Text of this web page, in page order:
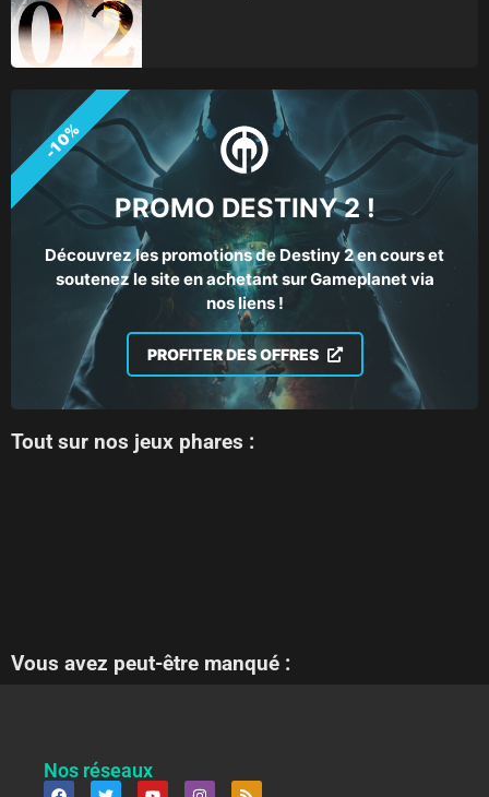
PROMO DESTINY 2 !
Découvrez les promotions de Destiny 2 en cours et
soutenez le site en achetant sur Gameplanet via
nos liens !
PROFITER DES OFFRES
-10%
Tout sur nos jeux phares :
Vous avez peut-être manqué :
Nos réseaux